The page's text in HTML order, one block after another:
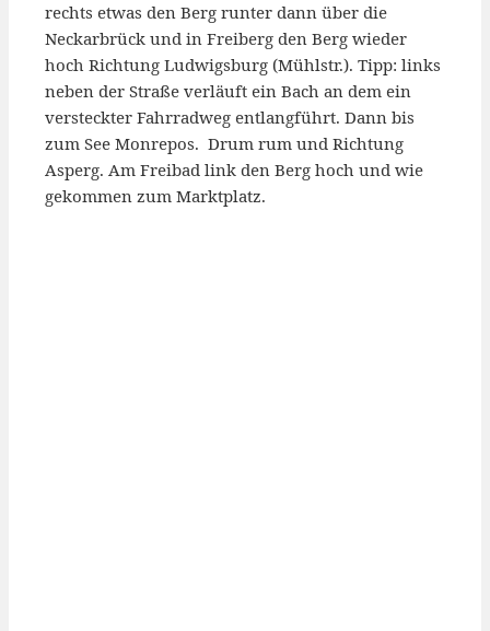
rechts etwas den Berg runter dann über die
Neckarbrück und in Freiberg den Berg wieder
hoch Richtung Ludwigsburg (Mühlstr.). Tipp: links
neben der Straße verläuft ein Bach an dem ein
versteckter Fahrradweg entlangführt. Dann bis
zum See Monrepos. Drum rum und Richtung
Asperg. Am Freibad link den Berg hoch und wie
gekommen zum Marktplatz.